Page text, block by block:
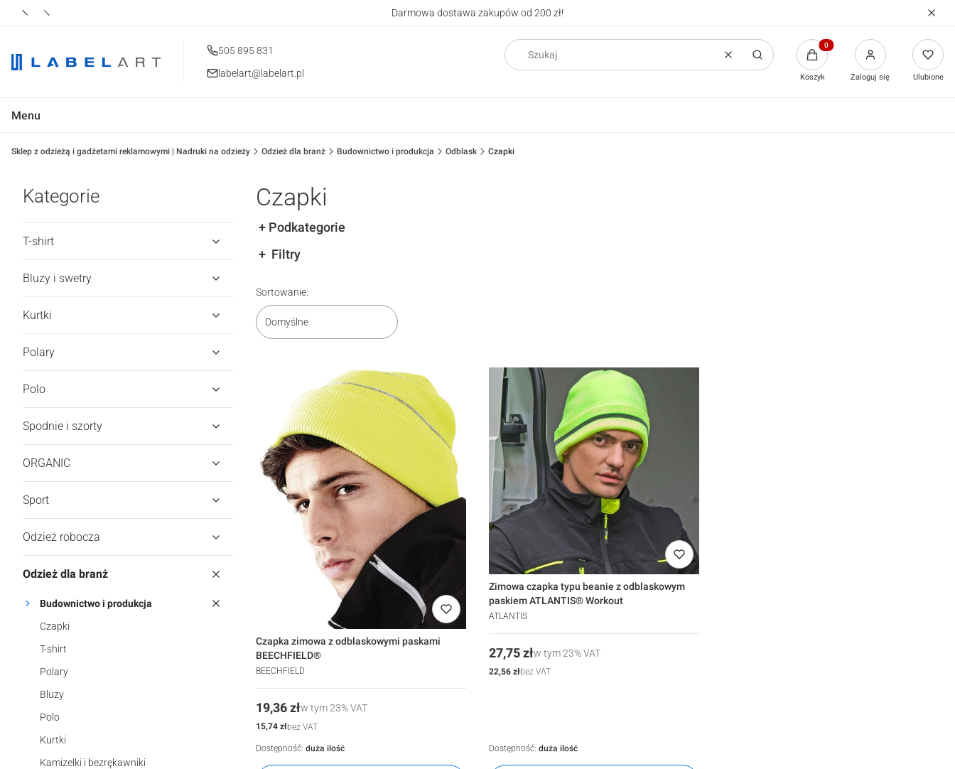
Darmowa dostawa zakupów od 200 zł!
505 895 831
labelart@labelart.pl
WyczyśćSzukaj
Produkty w koszyku: 0. Zobacz
Koszyk Zaloguj się Ulubione
Menu
Sklep z odzieżą i gadżetami reklamowymi | Nadruki na odzieży Odzież dla branż Budownictwo i produkcja Odblask Czapki
Kategorie
T-shirt
Bluzy i swetry
Kurtki
Polary
Polo
Spodnie i szorty
ORGANIC
Sport
Odzież robocza
Odzież dla branż
Budownictwo i produkcja
Czapki
T-shirt
Polary
Bluzy
Polo
Kurtki
Kamizelki i bezrękawniki
Czapki
Podkategorie
Filtry
Lista produktów
Sortowanie:
Domyślne
Czapka zimowa z odblaskowymi paskami
BEECHFIELD®
BEECHFIELD
Cena
19,36 złw tym23%VAT
Cena
15,74 złbez VAT
Dostępność: duża ilość
Zimowa czapka typu beanie z odblaskowym
paskiem ATLANTIS® Workout
ATLANTIS
Cena
27,75 złw tym23%VAT
Cena
22,56 złbez VAT
Dostępność: duża ilość